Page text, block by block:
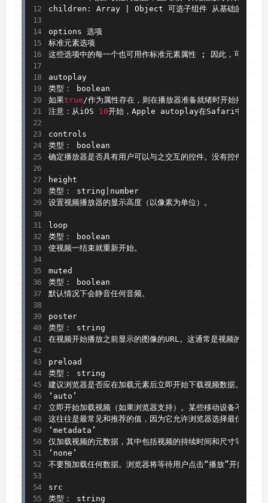
children : Array Object 可选子组件 从基础的
options 选项
标准元素选项
这些选项中的每一个也可用作标准元素属性
; 因此，可以使用
autoplay
类型： boolean
如果true/作为属性存在，则在播放器准备就绪时开始播放。
注意：从iOS 10开始，Apple autoplay在Safari中提供支持
controls
类型： boolean
确定播放器是否具有用户可以与之交互的控件。没有控件，
height
类型： string
number
设置视频播放器的显示高度（以像素为单位）。
loop
类型： boolean
使视频一结束就重新开始。
muted
类型： boolean
默认情况下会静音任何音频。
poster
类型： string
在视频开始播放之前显示的图像的URL。这通常是视频的框架
preload
类型： string
建议浏览器是否应在加载元素后立即开始下载视频数据。支持的
‘auto’
立即开始加载视频（如果浏览器支持）。某些移动设备不会预
这往往是最常见和推荐的值，因为它允许浏览器选择最佳行为。
‘metadata’
仅加载视频的元数据，其中包括视频的持续时间和尺寸等信息
‘none’
不要预加载任何数据。浏览器将等待用户点击“播放”开始下载。
src
类型： string